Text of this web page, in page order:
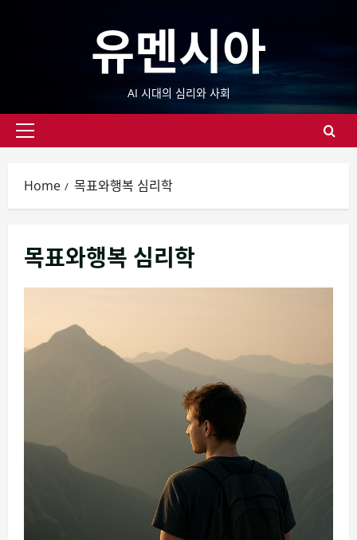
유멘시아
AI 시대의 심리와 사회
Primary
Home 목표와행복 심리학
목표와행복 심리학